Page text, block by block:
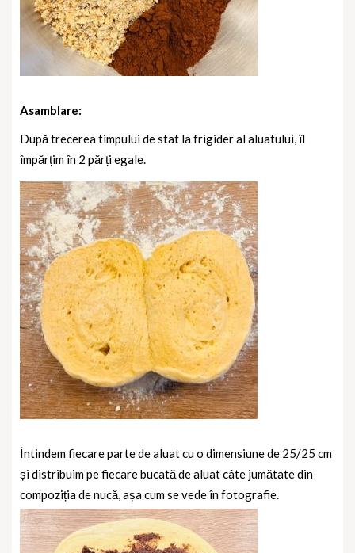
Asamblare:
După trecerea timpului de stat la frigider al aluatului, îl
împărțim în 2 părți egale.
Întindem fiecare parte de aluat cu o dimensiune de 25/25 cm
și distribuim pe fiecare bucată de aluat câte jumătate din
compoziția de nucă, așa cum se vede în fotografie.